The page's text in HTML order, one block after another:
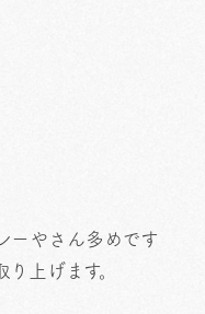
ーやさん多めです
上げます。